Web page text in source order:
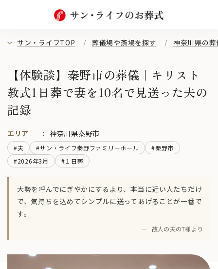
サン・ライフTOP 葬儀場や斎場を探す 神奈川県の
【体験談】秦野市の葬儀｜キリスト
教式1日葬で妻を10名で見送った夫の
記録
エリア 神奈川県秦野市
#夫 #サン・ライフ秦野ファミリーホール
#秦野市
#2026年3月
#１日葬
大勢を呼んでにぎやかにするより、本当に近い人たちだけ
で、気持ちを込めてシンプルに送ってあげることが一番で
す。
－ 故人の夫のT様より